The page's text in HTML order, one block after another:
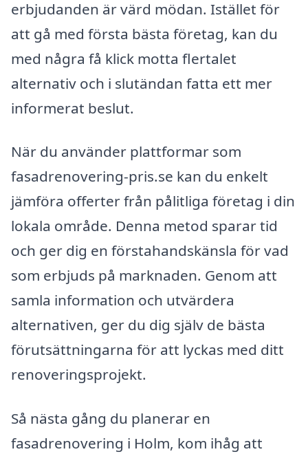
erbjudanden är värd mödan. Istället för
att gå med första bästa företag, kan du
med några få klick motta flertalet
alternativ och i slutändan fatta ett mer
informerat beslut.
När du använder plattformar som
fasadrenovering-pris.se kan du enkelt
jämföra offerter från pålitliga företag i din
lokala område. Denna metod sparar tid
och ger dig en förstahandskänsla för vad
som erbjuds på marknaden. Genom att
samla information och utvärdera
alternativen, ger du dig själv de bästa
förutsättningarna för att lyckas med ditt
renoveringsprojekt.
Så nästa gång du planerar en
fasadrenovering i Holm, kom ihåg att